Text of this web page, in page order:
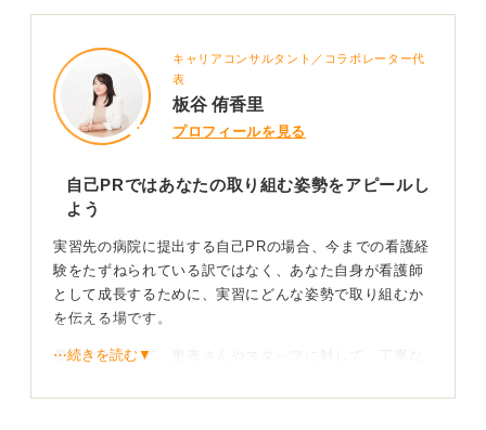
ポイントです。なぜなら、人は数値化されたもののほう
が、評価をしやすいからです。
これまでの経験を棚卸しして、数値化できる実績を探
し、自己PR表を作成してみてください。
キャリアコンサルタント／コラボレーター代
表
板谷 侑香里
プロフィールを見る
自己PRではあなたの取り組む姿勢をアピールし
よう
実習先の病院に提出する自己PRの場合、今までの看護経
験をたずねられている訳ではなく、あなた自身が看護師
として成長するために、実習にどんな姿勢で取り組むか
を伝える場です。
看護学生として、患者さんやスタッフに対して、丁寧な
素直に学ぼうとする姿勢があるかどうかを病院としても
⋯続きを読む▼